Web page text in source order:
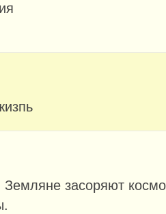
Земляне засоряют